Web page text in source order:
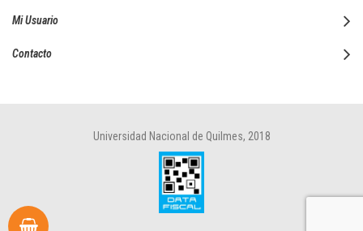
Mi Usuario
Contacto
Universidad Nacional de Quilmes, 2018